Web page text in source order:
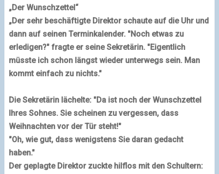
„Der Wunschzettel“
„Der sehr beschäftigte Direktor schaute auf die Uhr und
dann auf seinen Terminkalender. "Noch etwas zu
erledigen?" fragte er seine Sekretärin. "Eigentlich
müsste ich schon längst wieder unterwegs sein. Man
kommt einfach zu nichts."
Die Sekretärin lächelte: "Da ist noch der Wunschzettel
Ihres Sohnes. Sie scheinen zu vergessen, dass
Weihnachten vor der Tür steht!"
"Oh, wie gut, dass wenigstens Sie daran gedacht
haben."
Der geplagte Direktor zuckte hilflos mit den Schultern: